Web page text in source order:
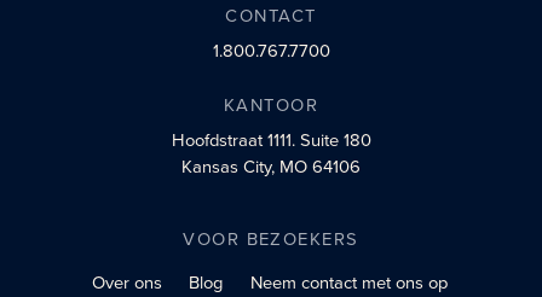
CONTACT
1.800.767.7700
KANTOOR
Hoofdstraat 1111.Suite 180
Kansas City, MO 64106
VOOR BEZOEKERS
Over ons
Blog
Neem contact met ons op